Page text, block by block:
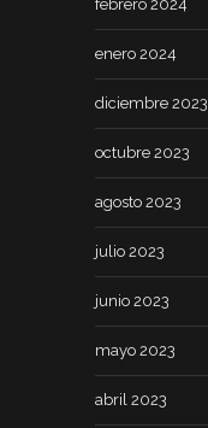
febrero 2024
enero 2024
diciembre 2023
octubre 2023
agosto 2023
julio 2023
junio 2023
mayo 2023
abril 2023